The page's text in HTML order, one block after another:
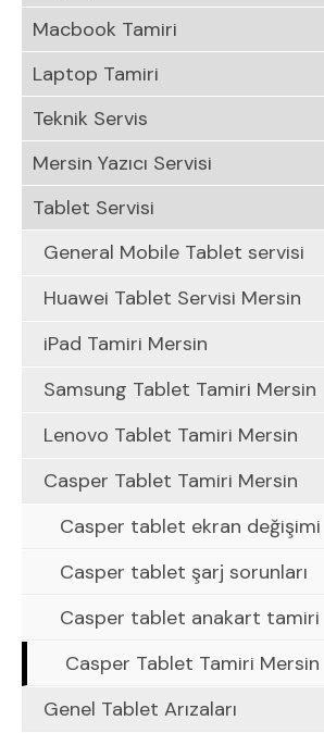
Macbook Tamiri
Laptop Tamiri
Teknik Servis
Mersin Yazıcı Servisi
Tablet Servisi
General Mobile Tablet servisi
Huawei Tablet Servisi Mersin
iPad Tamiri Mersin
Samsung Tablet Tamiri Mersin
Lenovo Tablet Tamiri Mersin
Casper Tablet Tamiri Mersin
Casper tablet ekran değişimi
Casper tablet şarj sorunları
Casper tablet anakart tamiri
Casper Tablet Tamiri Mersin
Genel Tablet Arızaları